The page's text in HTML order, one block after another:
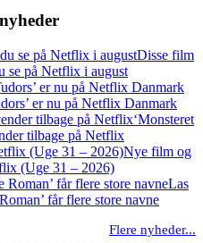
Disse film
se på Netflix i august
er nu på Netflix Danmark
‘Monsteret
tilbage på Netflix
Nye film og
(Uge 31 – 2026)
Las
får flere store navne
Flere nyheder...